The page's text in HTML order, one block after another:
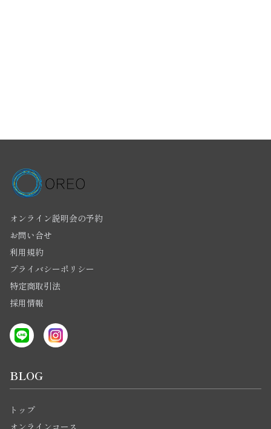
オンライン説明会の予約
お問い合せ
利用規約
プライバシーポリシー
特定商取引法
採用情報
BLOG
トップ